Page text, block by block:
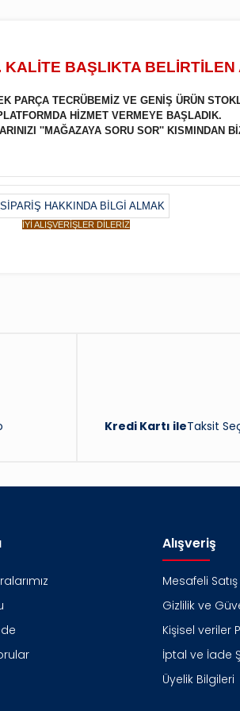
BAŞLIKTA
PARÇA TECRÜBEMİZ VE GENİŞ ÜRÜN
HİZMET VERMEYE BAŞLADIK.
''MAĞAZAYA SORU SOR'' KISMINDAN
İYİ ALIŞVERİŞLER DİLERİZ
Kredi Kartı ileTaksit
Alışveriş
Mesafeli Satış
Gizlilik ve
Kişisel veriler
İptal ve İade
Üyelik Bilgileri